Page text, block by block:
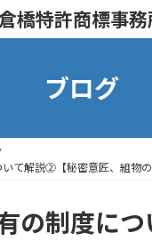
橋特許商標事務
ブログ
て解説②【秘密意匠、組物の
の制度に